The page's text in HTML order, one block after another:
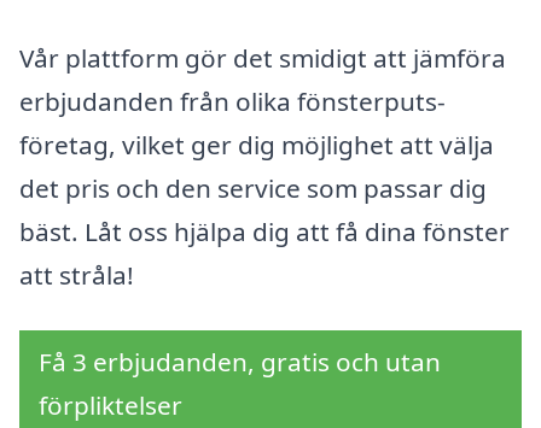
Vår plattform gör det smidigt att jämföra
erbjudanden från olika fönsterputs-
företag, vilket ger dig möjlighet att välja
det pris och den service som passar dig
bäst. Låt oss hjälpa dig att få dina fönster
att stråla!
Få 3 erbjudanden, gratis och utan
förpliktelser